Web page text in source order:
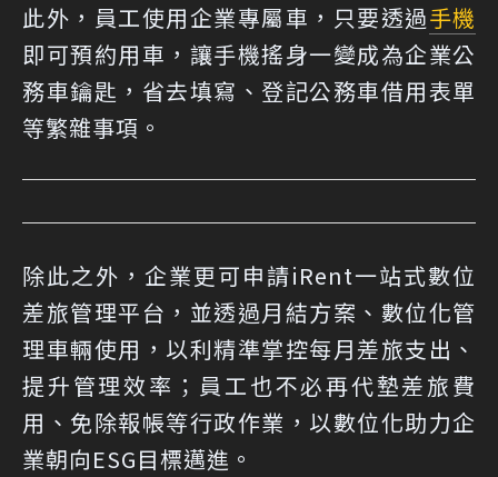
此外，員工使用企業專屬車，只要透過手機
即可預約用車，讓手機搖身一變成為企業公
務車鑰匙，省去填寫、登記公務車借用表單
等繁雜事項。
除此之外，企業更可申請iRent一站式數位
差旅管理平台，並透過月結方案、數位化管
理車輛使用，以利精準掌控每月差旅支出、
提升管理效率；員工也不必再代墊差旅費
用、免除報帳等行政作業，以數位化助力企
業朝向ESG目標邁進。